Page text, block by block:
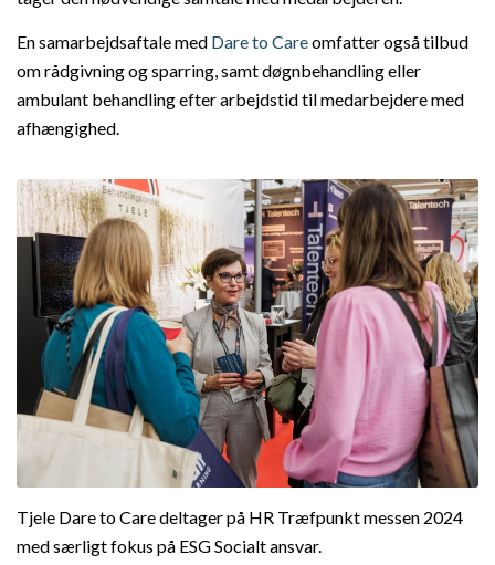
En samarbejdsaftale med Dare to Careomfatter også tilbud
om rådgivning og sparring, samt døgnbehandling eller
ambulant behandling efter arbejdstid til medarbejdere med
afhængighed.
Tjele Dare to Care deltager på HR Træfpunkt messen 2024
med særligt fokus på ESG Socialt ansvar.